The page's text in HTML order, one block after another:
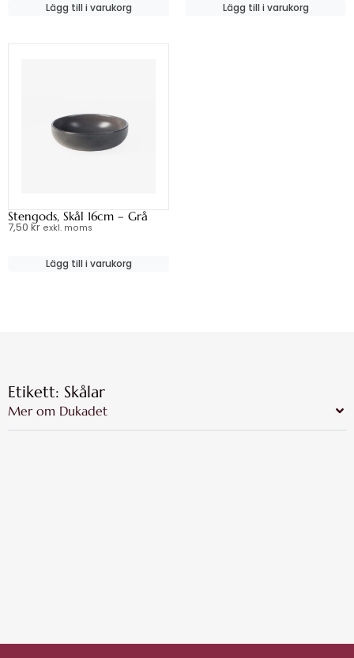
Lägg till i varukorg Lägg till i varukorg
Stengods, Skål 16cm – Grå
7,50 kr exkl. moms
Lägg till i varukorg
Etikett: Skålar
Mer om Dukadet